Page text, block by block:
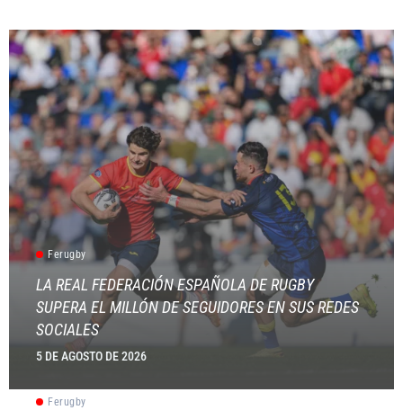
Ferugby
LA REAL FEDERACIÓN ESPAÑOLA DE RUGBY
SUPERA EL MILLÓN DE SEGUIDORES EN SUS REDES
SOCIALES
5 DE AGOSTO DE 2026
Ferugby